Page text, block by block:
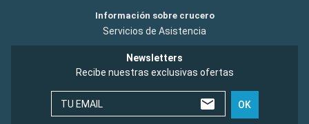
Información sobre crucero
Servicios de Asistencia
Newsletters
Recibe nuestras exclusivas ofertas
TU EMAIL OK